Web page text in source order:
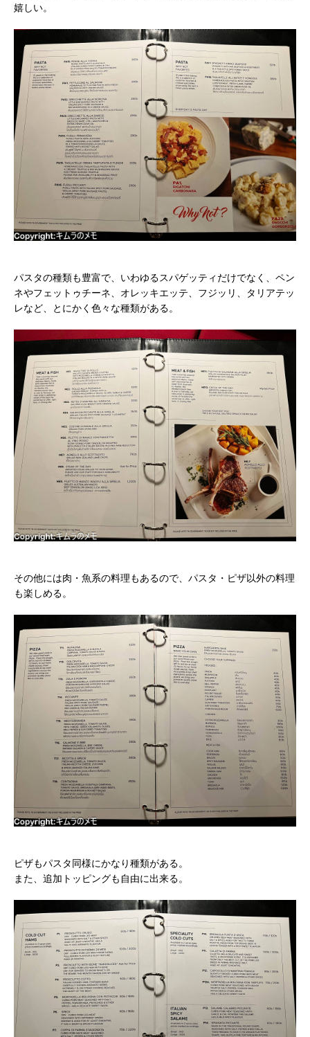
嬉しい。
パスタの種類も豊富で、いわゆるスパゲッティだけでなく、ペン
ネやフェットゥチーネ、オレッキエッテ、フジッリ、タリアテッ
レなど、とにかく色々な種類がある。
その他には肉・魚系の料理もあるので、パスタ・ピザ以外の料理
も楽しめる。
ピザもパスタ同様にかなり種類がある。
また、追加トッピングも自由に出来る。